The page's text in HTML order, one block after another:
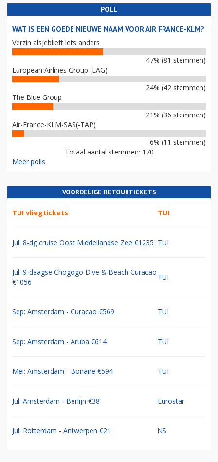
POLL
WAT IS EEN GOEDE NIEUWE NAAM VOOR AIR FRANCE-KLM?
Verzin alsjeblieft iets anders
47% (81 stemmen)
European Airlines Group (EAG)
24% (42 stemmen)
The Blue Group
21% (36 stemmen)
Air-France-KLM-SAS(-TAP)
6% (11 stemmen)
Totaal aantal stemmen: 170
Meer polls
VOORDELIGE RETOURTICKETS
TUI vliegtickets TUI
Jul: 8-dg cruise Oost Middellandse Zee €1235 TUI
Jul: 9-daagse Chogogo Dive & Beach Curacao
€1056
TUI
Sep: Amsterdam - Curacao €569 TUI
Sep: Amsterdam - Aruba €614 TUI
Mei: Amsterdam - Bonaire €594 TUI
Jul: Amsterdam - Berlijn €38 Eurostar
Jul: Rotterdam - Antwerpen €21 NS